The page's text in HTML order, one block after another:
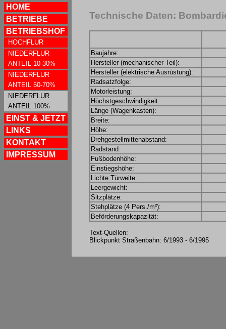
HOME
BETRIEBE
BETRIEBSHOF
HOCHFLUR
NIEDERFLUR
ANTEIL 10-30%
NIEDERFLUR
ANTEIL 50-70%
NIEDERFLUR
ANTEIL 100%
EINST & JETZT
LINKS
KONTAKT
IMPRESSUM
Technische Daten:
Baujahre:
Hersteller (mechanischer Teil):
Hersteller (elektrische Ausrüstung):
Radsatzfolge:
Motorleistung:
Höchstgeschwindigkeit:
Länge (Wagenkasten):
Breite:
Höhe:
Drehgestellmittenabstand:
Radstand:
Fußbodenhöhe:
Einstiegshöhe:
Lichte Türweite:
Leergewicht:
Sitzplätze:
Stehplätze (4 Pers./m²):
Beförderungskapazität:
Text-Quellen:
Blickpunkt Straßenbahn: 6/1993 - 6/1995